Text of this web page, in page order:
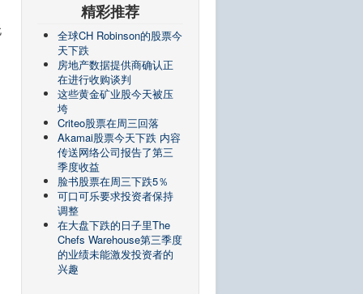
精彩推荐
全球CH Robinson的股票今
天下跌
房地产数据提供商确认正
在进行收购谈判
这些黄金矿业股今天被压
垮
Criteo股票在周三回落
Akamai股票今天下跌 内容
传送网络公司报告了第三
季度收益
脸书股票在周三下跌5％
可口可乐要求投资者保持
调整
在大盘下跌​​的日子里The
Chefs Warehouse第三季度
的业绩未能激发投资者的
兴趣